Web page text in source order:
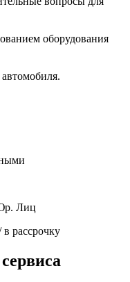
оборудования
Лиц
рассрочку